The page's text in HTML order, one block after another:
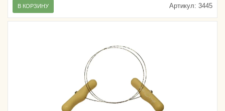
Артикул: 3445
В КОРЗИНУ